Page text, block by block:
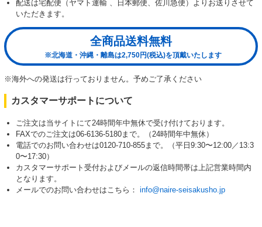
配送は宅配便（ヤマト運輸 、日本郵便、佐川急便）よりお送りさせて
いただきます。
全商品送料無料
※北海道・沖縄・離島は2,750円(税込)を頂戴いたします
※海外への発送は行っておりません。予めご了承ください
カスタマーサポートについて
ご注文は当サイトにて24時間年中無休で受け付けております。
FAXでのご注文は06-6136-5180まで。（24時間年中無休）
電話でのお問い合わせは0120-710-855まで。（平日9:30〜12:00／13:3
0〜17:30）
カスタマーサポート受付およびメールの返信時間帯は上記営業時間内
となります。
メールでのお問い合わせはこちら： info@naire-seisakusho.jp